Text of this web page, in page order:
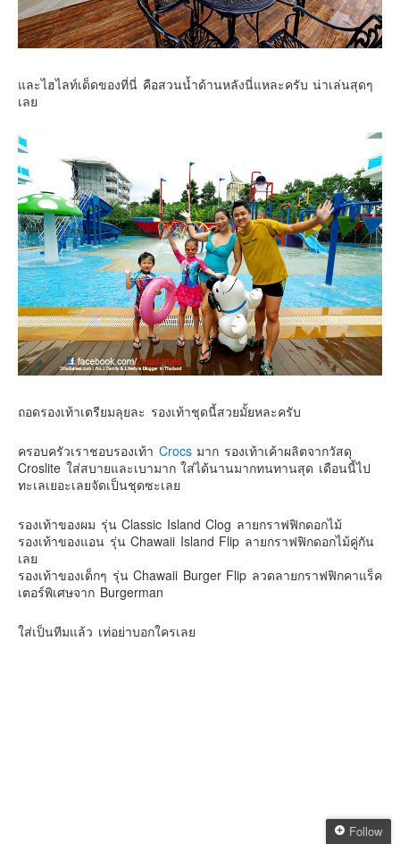
และไฮไลท์เด็ดของที่นี่ คือสวนน้ำด้านหลังนี่แหละครับ น่าเล่นสุดๆ
เลย
ถอดรองเท้าเตรียมลุยละ รองเท้าชุดนี้สวยมั้ยหละครับ
ครอบครัวเราชอบรองเท้า Crocsมาก รองเท้าเค้าผลิตจากวัสดุ
Croslite ใส่สบายและเบามาก ใส่ได้นานมากทนทานสุด เดือนนี้ไป
ทะเลเยอะเลยจัดเป็นชุดซะเลย
รองเท้าของผม รุ่น Classic Island Clog ลายกราฟฟิกดอกไม้
รองเท้าของแอน รุ่น Chawaii Island Flip ลายกราฟฟิกดอกไม้คู่กัน
เลย
รองเท้าของเด็กๆ รุ่น Chawaii Burger Flip ลวดลายกราฟฟิกคาแร็ค
เตอร์พิเศษจาก Burgerman
ใส่เป็นทีมแล้ว เท่อย่าบอกใครเลย
Follow